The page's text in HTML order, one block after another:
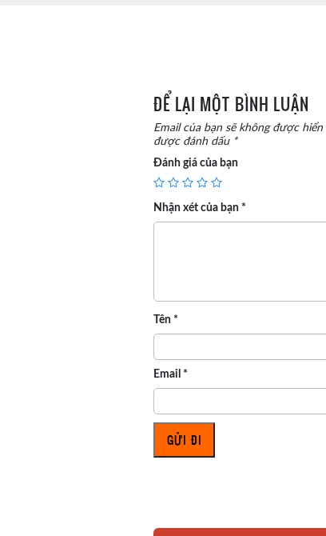
ĐỂ LẠI MỘT BÌNH LUẬN
Email của bạn sẽ không được
được đánh dấu *
Đánh giá của bạn
Nhận xét của bạn *
Tên *
Email *